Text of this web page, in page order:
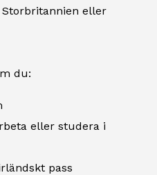
eller
du:
eller studera i
pass